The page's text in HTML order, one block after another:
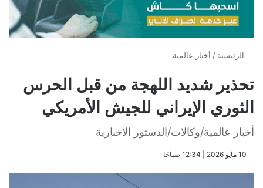
الرئيسية / أخبار عالمية
تحذير شديد اللهجة من قبل الحرس
الثوري الإيراني للجيش الأمريكي
أخبار عالمية/وكالات/الدستور الاخبارية
​10 مايو 2026 | 12:34 صباحًا